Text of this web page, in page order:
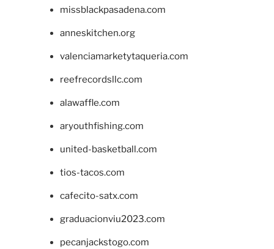
missblackpasadena.com
anneskitchen.org
valenciamarketytaqueria.com
reefrecordsllc.com
alawaffle.com
aryouthfishing.com
united-basketball.com
tios-tacos.com
cafecito-satx.com
graduacionviu2023.com
pecanjackstogo.com